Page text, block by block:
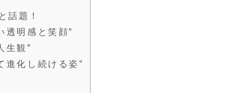
話題！
透明感と笑顔”
生観”
化し続ける姿”